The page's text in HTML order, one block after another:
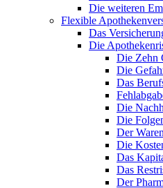
Die weiteren
Flexible
Das
Die
Die Zehn
Die
Das
Die
Die
Der
Die
Das
Das
Der